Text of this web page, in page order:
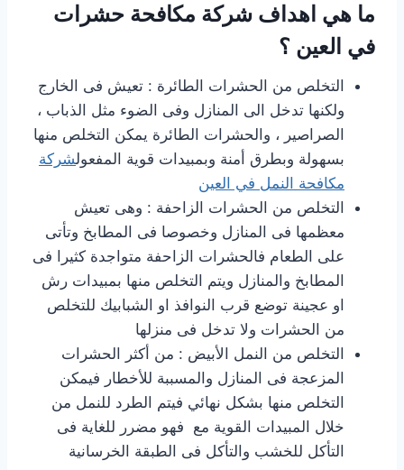
ما هي اهداف شركة مكافحة حشرات
في العين ؟
التخلص من الحشرات الطائرة : تعيش فى الخارج
ولكنها تدخل الى المنازل وفى الضوء مثل الذباب ،
الصراصير ، والحشرات الطائرة يمكن التخلص منها
بسهولة وبطرق أمنة وبمبيدات قوية المفعولشركة
مكافحة النمل في العين
التخلص من الحشرات الزاحفة : وهى تعيش
معظمها فى المنازل وخصوصا فى المطابخ وتأتى
على الطعام فالحشرات الزاحفة متواجدة كثيرا فى
المطابخ والمنازل ويتم التخلص منها بمبيدات رش
او عجينة توضع قرب النوافذ او الشبابيك للتخلص
من الحشرات ولا تدخل فى منزلها
التخلص من النمل الأبيض : من أكثر الحشرات
المزعجة فى المنازل والمسببة للأخطار فيمكن
التخلص منها بشكل نهائي فيتم الطرد للنمل من
خلال المبيدات القوية مع فهو مضرر للغاية فى
التأكل للخشب والتأكل فى الطبقة الخرسانية